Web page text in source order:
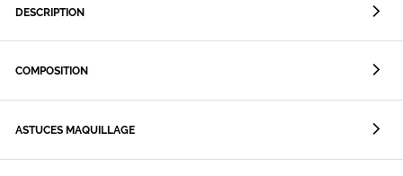
DESCRIPTION
COMPOSITION
ASTUCES MAQUILLAGE